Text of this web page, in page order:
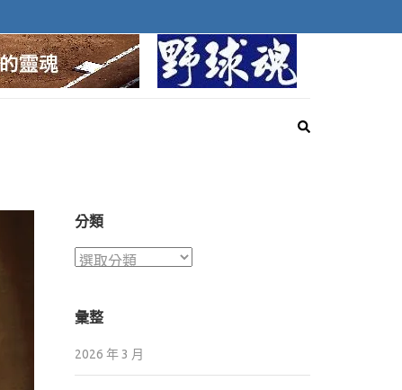
球魂
探索棒球最深邃的靈魂
分類
分
彙整
2026 年 3 月